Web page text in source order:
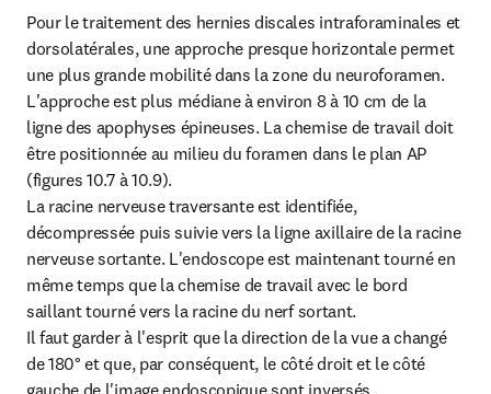
Pour le traitement des hernies discales intraforaminales et
dorsolatérales, une approche presque horizontale permet
une plus grande mobilité dans la zone du neuroforamen.
L'approche est plus médiane à environ 8 à 10 cm de la
ligne des apophyses épineuses. La chemise de travail doit
être positionnée au milieu du foramen dans le plan AP
(figures 10.7 à 10.9).
La racine nerveuse traversante est identifiée,
décompressée puis suivie vers la ligne axillaire de la racine
nerveuse sortante. L'endoscope est maintenant tourné en
même temps que la chemise de travail avec le bord
saillant tourné vers la racine du nerf sortant.
Il faut garder à l'esprit que la direction de la vue a changé
de 180° et que, par conséquent, le côté droit et le côté